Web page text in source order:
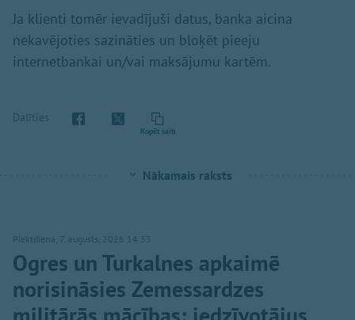
Ja klienti tomēr ievadījuši datus, banka aicina
nekavējoties sazināties un bloķēt pieeju
internetbankai un/vai maksājumu kartēm.
Dalīties
Kopēt saiti
Nākamais raksts
Piektdiena, 7. augusts, 2026 14:33
Ogres un Turkalnes apkaimē
norisināsies Zemessardzes